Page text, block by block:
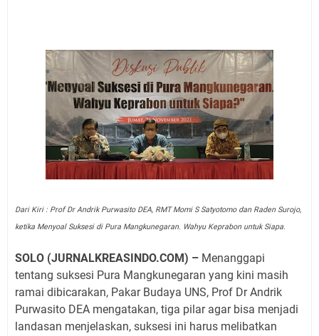
Dari Kiri : Prof Dr Andrik Purwasito DEA, RMT Momi S Satyotomo dan Raden Surojo,
ketika Menyoal Suksesi di Pura Mangkunegaran. Wahyu Keprabon untuk Siapa.
SOLO (JURNALKREASINDO.COM) – Menanggapi
tentang suksesi Pura Mangkunegaran yang kini masih
ramai dibicarakan, Pakar Budaya UNS, Prof Dr Andrik
Purwasito DEA mengatakan, tiga pilar agar bisa menjadi
landasan menjelaskan, suksesi ini harus melibatkan